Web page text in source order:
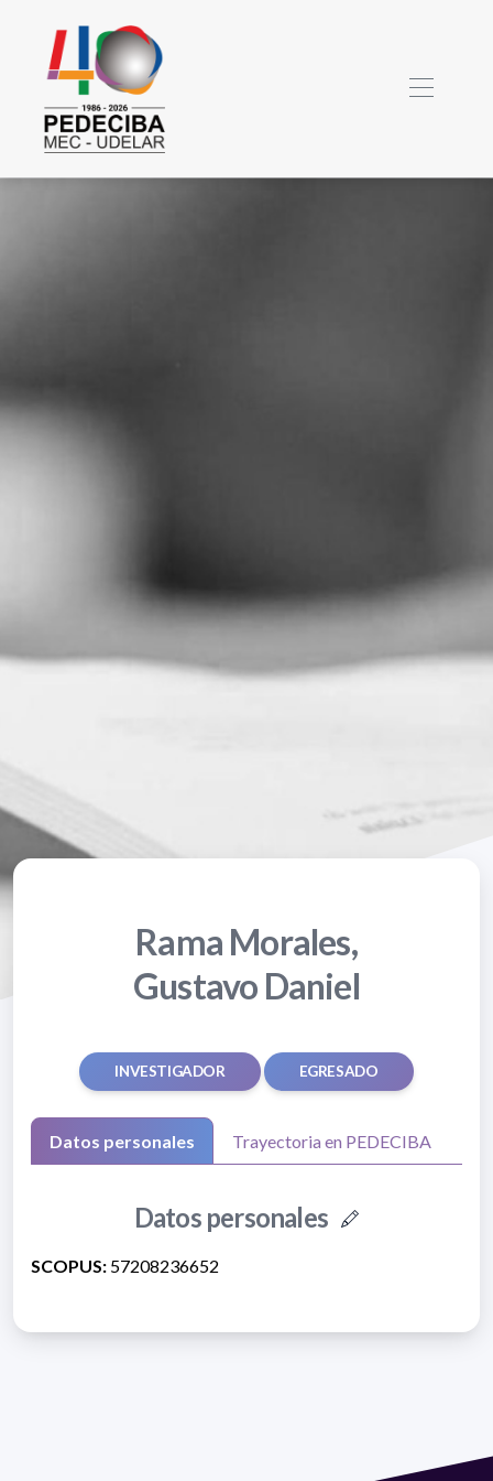
Rama Morales,
Gustavo Daniel
INVESTIGADOR EGRESADO
Datos personales Trayectoria en PEDECIBA
Datos personales
SCOPUS: 57208236652